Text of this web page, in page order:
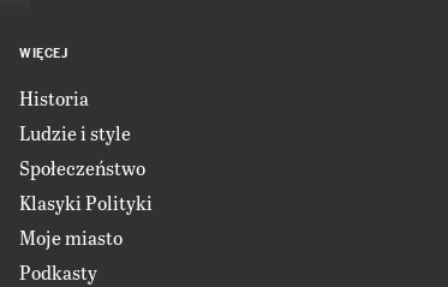
WIĘCEJ
Historia
Ludzie i style
Społeczeństwo
Klasyki Polityki
Moje miasto
Podkasty